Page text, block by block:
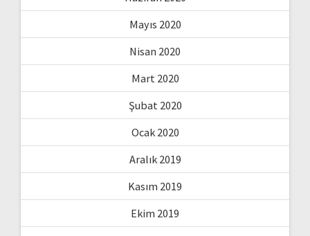
Mayıs 2020
Nisan 2020
Mart 2020
Şubat 2020
Ocak 2020
Aralık 2019
Kasım 2019
Ekim 2019